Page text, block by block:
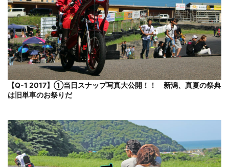
【Q-1 2017】①当日スナップ写真大公開！！ 新潟、真夏の祭典
は旧単車のお祭りだ